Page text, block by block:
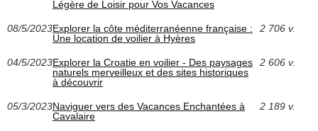
Légère de Loisir pour Vos Vacances
08/5/2023Explorer la côte méditerranéenne française :
Une location de voilier à Hyères
2 706 v.
04/5/2023Explorer la Croatie en voilier - Des paysages
naturels merveilleux et des sites historiques
à découvrir
2 606 v.
05/3/2023Naviguer vers des Vacances Enchantées à
Cavalaire
2 189 v.